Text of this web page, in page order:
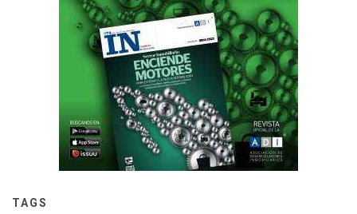
TAGS